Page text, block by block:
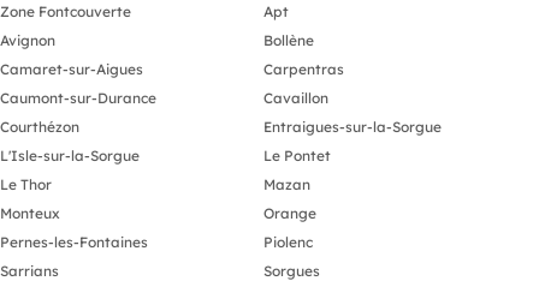
Zone Fontcouverte
Apt
Avignon
Bollène
Camaret-sur-Aigues
Carpentras
Caumont-sur-Durance
Cavaillon
Courthézon
Entraigues-sur-la-Sorgue
L'Isle-sur-la-Sorgue
Le Pontet
Le Thor
Mazan
Monteux
Orange
Pernes-les-Fontaines
Piolenc
Sarrians
Sorgues